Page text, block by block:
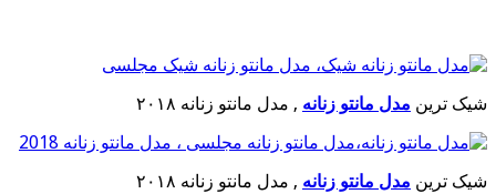
شیک ترین مدل مانتو زنانه , مدل مانتو زنانه ۲۰۱۸
شیک ترین مدل مانتو زنانه , مدل مانتو زنانه ۲۰۱۸